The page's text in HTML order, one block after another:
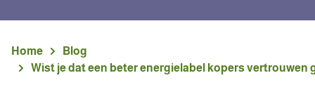
Home
Blog
Wist je dat een beter energielabel kopers vertrouwen